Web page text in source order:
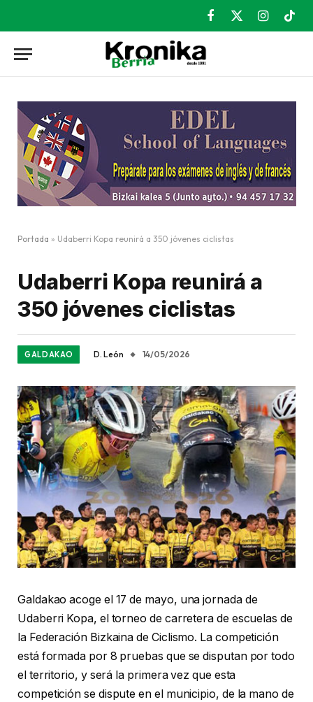
Facebook
X
Instagram
Portada » Udaberri Kopa reunirá a 350 jóvenes ciclistas
Udaberri Kopa reunirá a
350 jóvenes ciclistas
GALDAKAO D. León 14/05/2026
Galdakao acoge el 17 de mayo, una jornada de
Udaberri Kopa, el torneo de carretera de escuelas de
la Federación Bizkaina de Ciclismo. La competición
está formada por 8 pruebas que se disputan por todo
el territorio, y será la primera vez que esta
competición se dispute en el municipio, de la mano de